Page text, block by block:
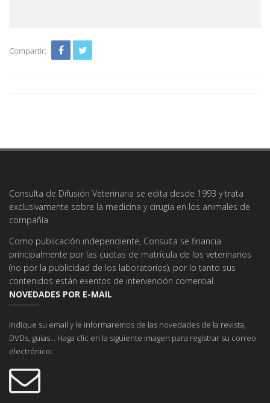
Compartir:
Consulta de Difusión Veterinaria se edita desde 1993 y trata
exclusivamente sobre la medicina y cirugía en los animales de
compañía.
Como publicación independiente, Consulta se financia
principalmente por las cuotas de matrícula de los veterinarios
(no por la publicidad de los laboratorios), por lo tanto sus
contenidos están exentos de intervención comercial.
NOVEDADES POR E-MAIL
Indique su email y le informaremos de las novedades de la revista,
DVDs, guías... Haga clic en la siguiente imagen para registrar su correo
electrónico: